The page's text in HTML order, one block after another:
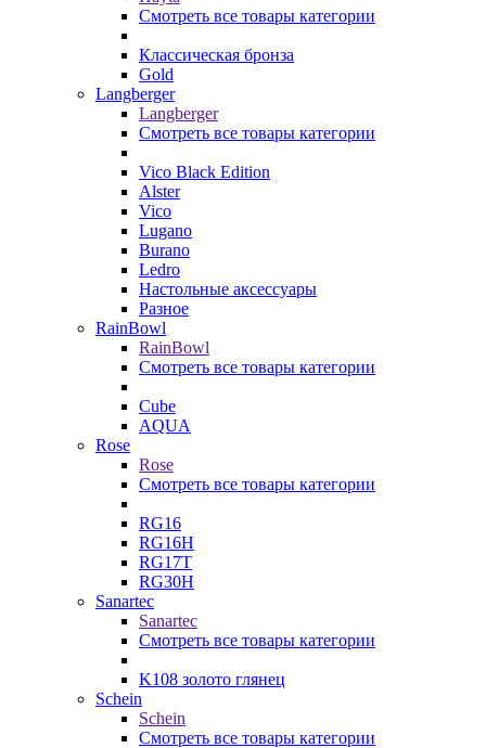
Смотреть все товары категории
Классическая бронза
Gold
Langberger
Langberger
Смотреть все товары категории
Vico Black Edition
Alster
Vico
Lugano
Burano
Ledro
Настольные аксессуары
Разное
RainBowl
RainBowl
Смотреть все товары категории
Cube
AQUA
Rose
Rose
Смотреть все товары категории
RG16
RG16H
RG17T
RG30H
Sanartec
Sanartec
Смотреть все товары категории
K108 золото глянец
Schein
Schein
Смотреть все товары категории